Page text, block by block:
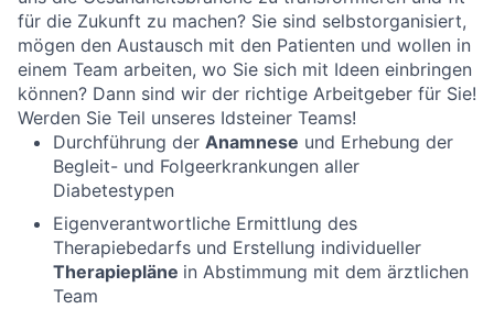
für die Zukunft zu machen? Sie sind selbstorganisiert,
mögen den Austausch mit den Patienten und wollen in
einem Team arbeiten, wo Sie sich mit Ideen einbringen
können? Dann sind wir der richtige Arbeitgeber für Sie!
Werden Sie Teil unseres Idsteiner Teams!
Durchführung der Anamnese und Erhebung der
Begleit- und Folgeerkrankungen aller
Diabetestypen
Eigenverantwortliche Ermittlung des
Therapiebedarfs und Erstellung individueller
Therapiepläne in Abstimmung mit dem ärztlichen
Team